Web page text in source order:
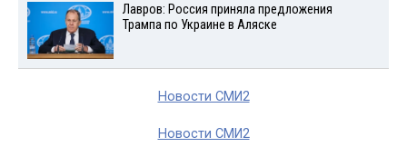
Лавров: Россия приняла предложения
Трампа по Украине в Аляске
Новости СМИ2
Новости СМИ2